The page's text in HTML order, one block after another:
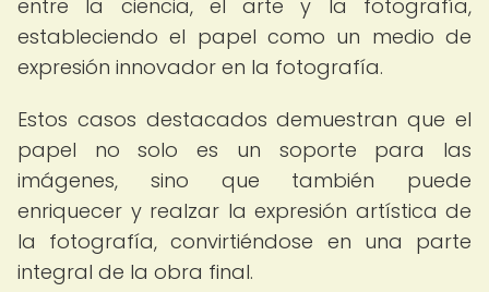
entre la ciencia, el arte y la fotografía,
estableciendo el papel como un medio de
expresión innovador en la fotografía.
Estos casos destacados demuestran que el
papel no solo es un soporte para las
imágenes, sino que también puede
enriquecer y realzar la expresión artística de
la fotografía, convirtiéndose en una parte
integral de la obra final.